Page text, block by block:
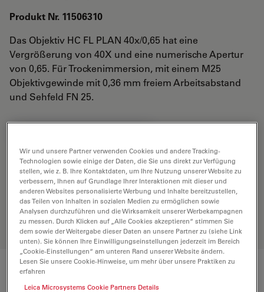
Produkt Nr. 11506310
Das Objektiv HC FL PLAN 40x/0,65 hat eine
Vergrößerung von 40X und eine numerische Apertur
von 0,65. Für Trockenimmersion, mit einem M25
Objektivgewinde mit 0,36 mm freiem Arbeitsabstand
und Sehfeld FN 25.
Entdecken Sie die perfekte Lösung.
Erkunden Sie unserenObjective
Finder, vergleichen Sie Alternativen
und finden Sie die beste Lösung für
Ihre Anforderungen.
Technische Daten
Wir und unsere Partner verwenden Cookies und andere Tracking-
Technologien sowie einige der Daten, die Sie uns direkt zur Verfügung
stellen, wie z. B. Ihre Kontaktdaten, um Ihre Nutzung unserer Website zu
verbessern, Ihnen auf Grundlage Ihrer Interaktionen mit dieser und
anderen Websites personalisierte Werbung und Inhalte bereitzustellen,
das Teilen von Inhalten in sozialen Medien zu ermöglichen sowie
Analysen durchzuführen und die Wirksamkeit unserer Werbekampagnen
zu messen. Durch Klicken auf „Alle Cookies akzeptieren“ stimmen Sie
dem sowie der Weitergabe dieser Daten an unsere Partner zu (siehe Link
unten). Sie können Ihre Einwilligungseinstellungen jederzeit im Bereich
„Cookie-Einstellungen“ am unteren Rand unserer Website ändern.
Lesen Sie unsere Cookie-Hinweise, um mehr über unsere Praktiken zu
erfahren
Leica Microsystems Cookie Partners Details